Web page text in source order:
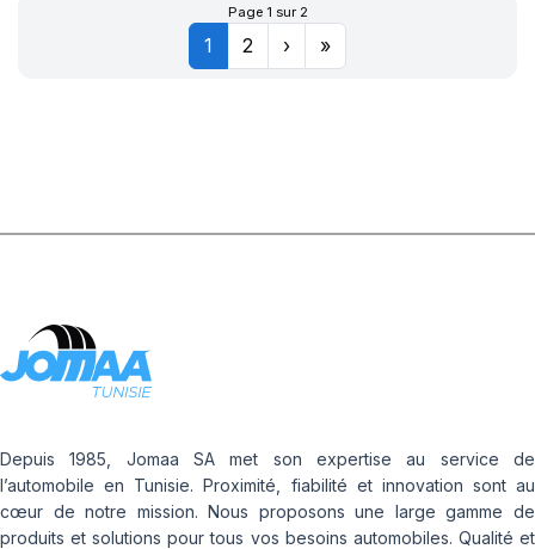
Page 1 sur 2
1 2 › »
Depuis 1985, Jomaa SA met son expertise au service de
l’automobile en Tunisie. Proximité, fiabilité et innovation sont au
cœur de notre mission. Nous proposons une large gamme de
produits et solutions pour tous vos besoins automobiles. Qualité et